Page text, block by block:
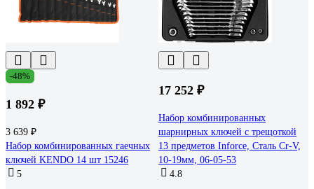
-48%
1 892 ₽
3 639 ₽
Набор комбинированных гаечных
ключей KENDO 14 шт 15246
5
17 252 ₽
Набор комбинированных
шарнирных ключей с трещоткой
13 предметов Inforce, Сталь Cr-V,
10-19мм, 06-05-53
4.8